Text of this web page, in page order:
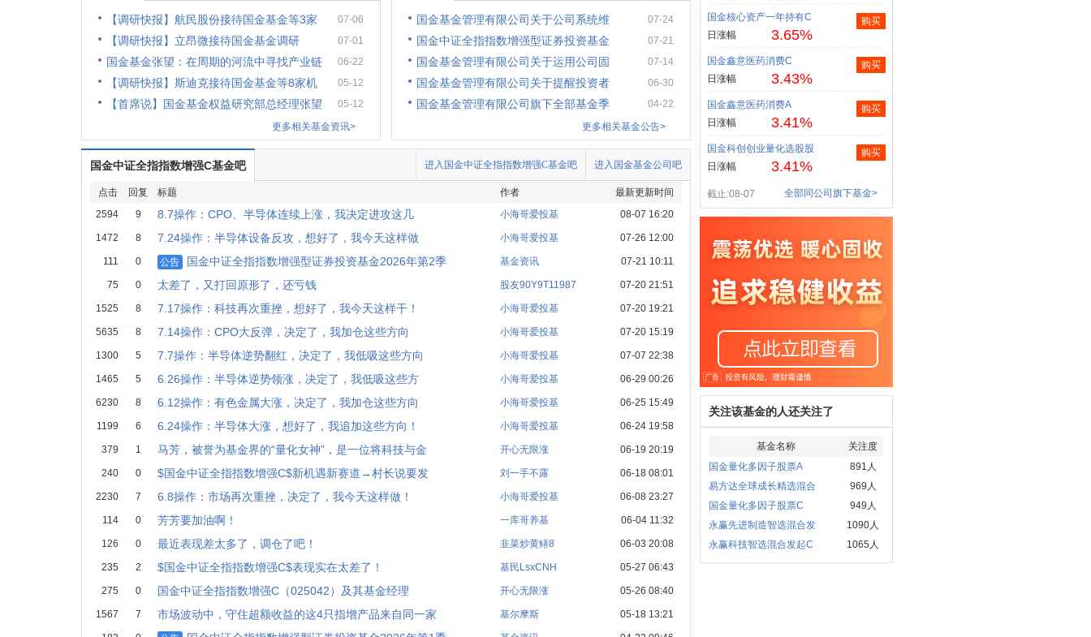
【调研快报】航民股份接待国金基金等3家 07-06
【调研快报】立昂微接待国金基金调研 07-01
国金基金张望：在周期的河流中寻找产业链 06-22
【调研快报】斯迪克接待国金基金等8家机 05-12
【首席说】国金基金权益研究部总经理张望
05-12
更多相关基金资讯>
国金基金管理有限公司关于公司系统维 07-24
国金中证全指指数增强型证券投资基金 07-21
国金基金管理有限公司关于运用公司固 07-14
国金基金管理有限公司关于提醒投资者 06-30
国金基金管理有限公司旗下全部基金季
04-22
更多相关基金公告>
国金中证全指指数增强C基金吧 进入国金基金公司吧
进入国金中证全指指数增强C基金吧
点击 回复 标题 作者
最新更新时间
2594
9 8.7操作：CPO、半导体连续上涨，我决定进攻这几 小海哥爱投基 08-07 16:20
1472 8 7.24操作：半导体设备反攻，想好了，我今天这样做 小海哥爱投基 07-26 12:00
111 0 公告 国金中证全指指数增强型证券投资基金2026年第2季 基金资讯 07-21 10:11
75 0 太差了，又打回原形了，还亏钱 股友90Y9T11987 07-20 21:51
1525 8 7.17操作：科技再次重挫，想好了，我今天这样干！ 小海哥爱投基 07-20 19:21
5635 8 7.14操作：CPO大反弹，决定了，我加仓这些方向 小海哥爱投基 07-20 15:19
1300 5 7.7操作：半导体逆势翻红，决定了，我低吸这些方向 小海哥爱投基 07-07 22:38
1465 5 6.26操作：半导体逆势领涨，决定了，我低吸这些方 小海哥爱投基 06-29 00:26
6230 8 6.12操作：有色金属大涨，决定了，我加仓这些方向 小海哥爱投基 06-25 15:49
1199 6 6.24操作：半导体大涨，想好了，我追加这些方向！ 小海哥爱投基 06-24 19:58
379 1 马芳，被誉为基金界的“量化女神”，是一位将科技与金 开心无限涨 06-19 20:19
240 0 $国金中证全指指数增强C$新机遇新赛道→村长说要发 刘一手不露 06-18 08:01
2230 7 6.8操作：市场再次重挫，决定了，我今天这样做！ 小海哥爱投基 06-08 23:27
114 0 芳芳要加油啊！ 一库哥养基 06-04 11:32
126 0 最近表现差太多了，调仓了吧！ 韭菜炒黄鳝8 06-03 20:08
235 2 $国金中证全指指数增强C$表现实在太差了！ 基民LsxCNH 05-27 06:43
275 0 国金中证全指指数增强C（025042）及其基金经理 开心无限涨 05-26 08:40
1567 7 市场波动中，守住超额收益的这4只指增产品来自同一家 基尔摩斯 05-18 13:21
国金核心资产一年持有C
日涨幅
3.65%
购买
国金鑫意医药消费C
日涨幅
3.43%
购买
国金鑫意医药消费A
日涨幅
3.41%
购买
国金科创创业量化选股股
日涨幅
3.41%
购买
截止:08-07 全部同公司旗下基金>
关注该基金的人还关注了
基金名称
关注度
国金量化多因子股票A
891人
易方达全球成长精选混合
969人
国金量化多因子股票C
949人
永赢先进制造智选混合发
1090人
永赢科技智选混合发起C
1065人